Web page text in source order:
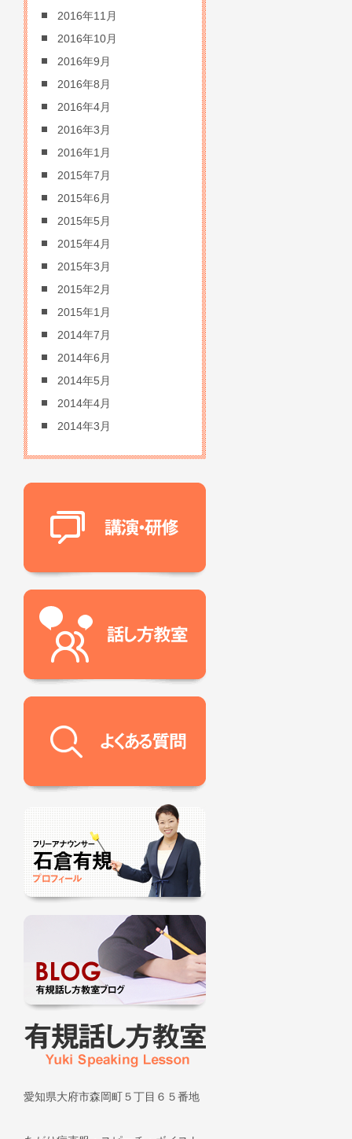
2016年11月
2016年10月
2016年9月
2016年8月
2016年4月
2016年3月
2016年1月
2015年7月
2015年6月
2015年5月
2015年4月
2015年3月
2015年2月
2015年1月
2014年7月
2014年6月
2014年5月
2014年4月
2014年3月
愛知県大府市森岡町５丁目６５番地